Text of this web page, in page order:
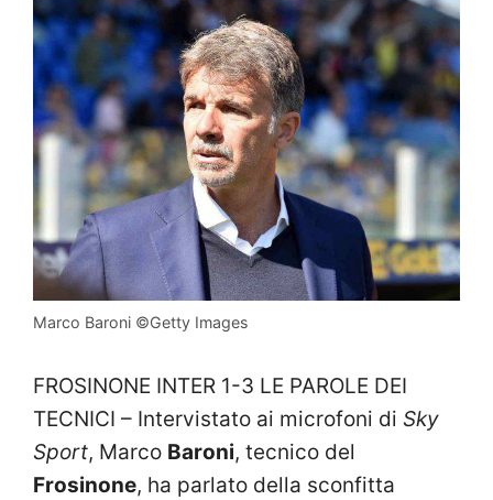
Marco Baroni ©Getty Images
FROSINONE INTER 1-3 LE PAROLE DEI
TECNICI – Intervistato ai microfoni di Sky
Sport, Marco Baroni, tecnico del
Frosinone, ha parlato della sconfitta